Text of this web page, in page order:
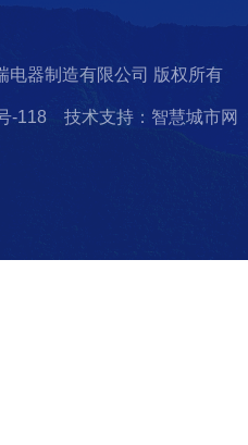
电器制造有限公司 版权所有
-118
技术支持：智慧城市网